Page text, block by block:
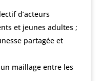
d’acteurs
et jeunes adultes ;
partagée et
maillage entre les